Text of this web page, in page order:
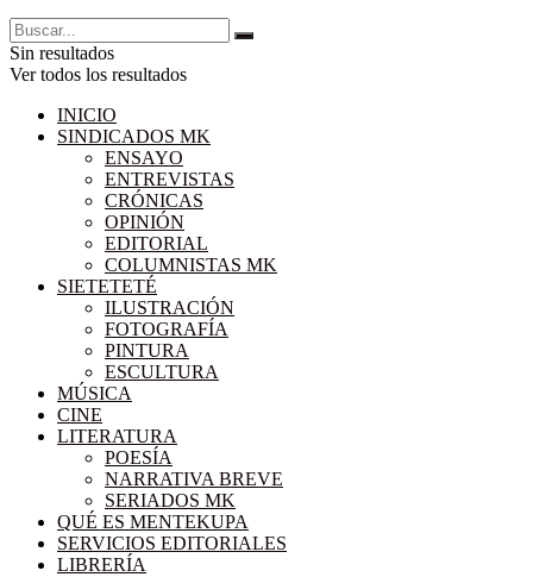
Sin resultados
Ver todos los resultados
INICIO
SINDICADOS MK
ENSAYO
ENTREVISTAS
CRÓNICAS
OPINIÓN
EDITORIAL
COLUMNISTAS MK
SIETETETÉ
ILUSTRACIÓN
FOTOGRAFÍA
PINTURA
ESCULTURA
MÚSICA
CINE
LITERATURA
POESÍA
NARRATIVA BREVE
SERIADOS MK
QUÉ ES MENTEKUPA
SERVICIOS EDITORIALES
LIBRERÍA